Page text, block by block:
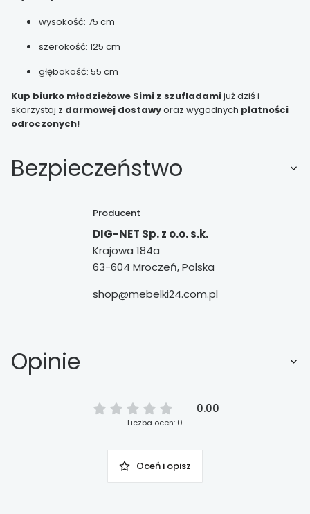
wysokość: 75 cm
szerokość: 125 cm
głębokość: 55 cm
Kup biurko młodzieżowe Simi z szufladamijuż dziś i
skorzystaj z darmowej dostawyoraz wygodnych płatności
odroczonych!
Bezpieczeństwo
Producent
DIG-NET Sp. z o.o. s.k.
Krajowa 184a
63-604 Mroczeń, Polska
shop@mebelki24.com.pl
Opinie
0.00
Liczba ocen: 0
Oceń i opisz